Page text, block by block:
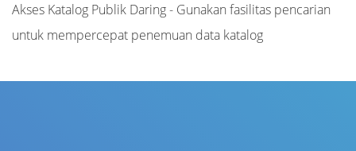
Akses Katalog Publik Daring - Gunakan fasilitas pencarian
untuk mempercepat penemuan data katalog